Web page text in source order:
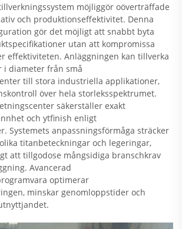
möjliggör oöverträffade
och produktionseffektivitet. Denna
gör det möjligt att snabbt byta
utan att kompromissa
effektiviteten. Anläggningen kan tillverka
diameter från små
till stora industriella applikationer,
över hela storleksspektrumet.
säkerställer exakt
och ytfinish enligt
Systemets anpassningsförmåga sträcker
titanbeteckningar och legeringar,
att tillgodose mångsidiga branschkrav
Avancerad
optimerar
minskar genomloppstider och